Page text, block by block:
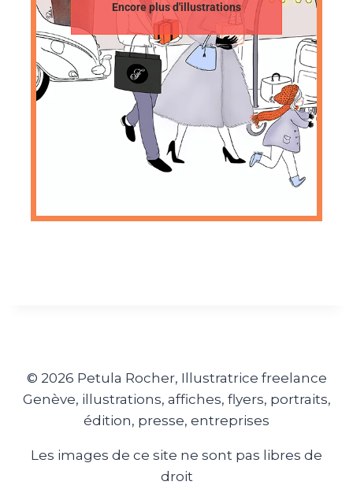
Encore plus d'illustrations
© 2026 Petula Rocher, Illustratrice freelance
Genève, illustrations, affiches, flyers, portraits,
édition, presse, entreprises
Les images de ce site ne sont pas libres de
droit